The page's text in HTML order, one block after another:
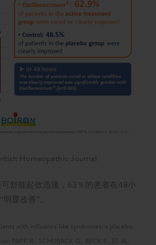
Homeopathic Journal
舒能起效迅速，63％的患者在48小
显改善”。
with influenza-like syndromes: a placebo-
PAPP R., SCHUBACK G., BECK E., ET AL;